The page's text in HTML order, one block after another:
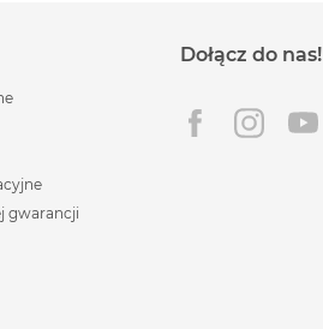
gwarancji
Dołącz do nas!